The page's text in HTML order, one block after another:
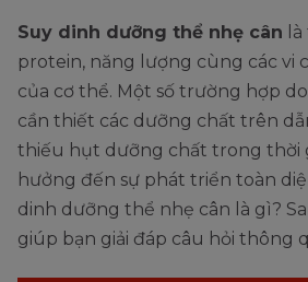
Suy dinh dưỡng thể nhẹ cân
protein, năng lượng cùng các vi
của cơ thể. Một số trường hợp
cần thiết các dưỡng chất trên
thiếu hụt dưỡng chất trong thời
hưởng đến sự phát triển toàn
dinh dưỡng thể nhẹ cân là gì?
giúp bạn giải đáp câu hỏi thông